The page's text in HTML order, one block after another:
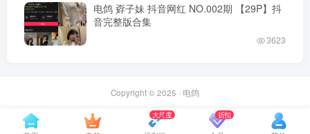
电鸽 孬子妹 抖音网红 NO.002期 【29P】抖
音完整版合集
3623
Copyright © 2025 · 电鸽
大尺度 折扣